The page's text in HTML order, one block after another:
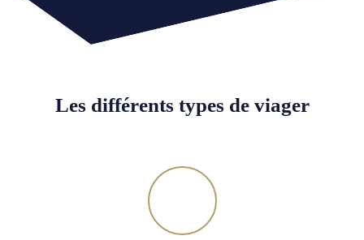
Les différents types de viager